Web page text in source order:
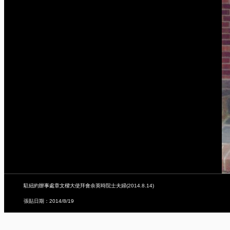
駐紐約辦事處章文樑大使拜會余英時院士夫婦(2014.8.14)
張貼日期：2014/8/19